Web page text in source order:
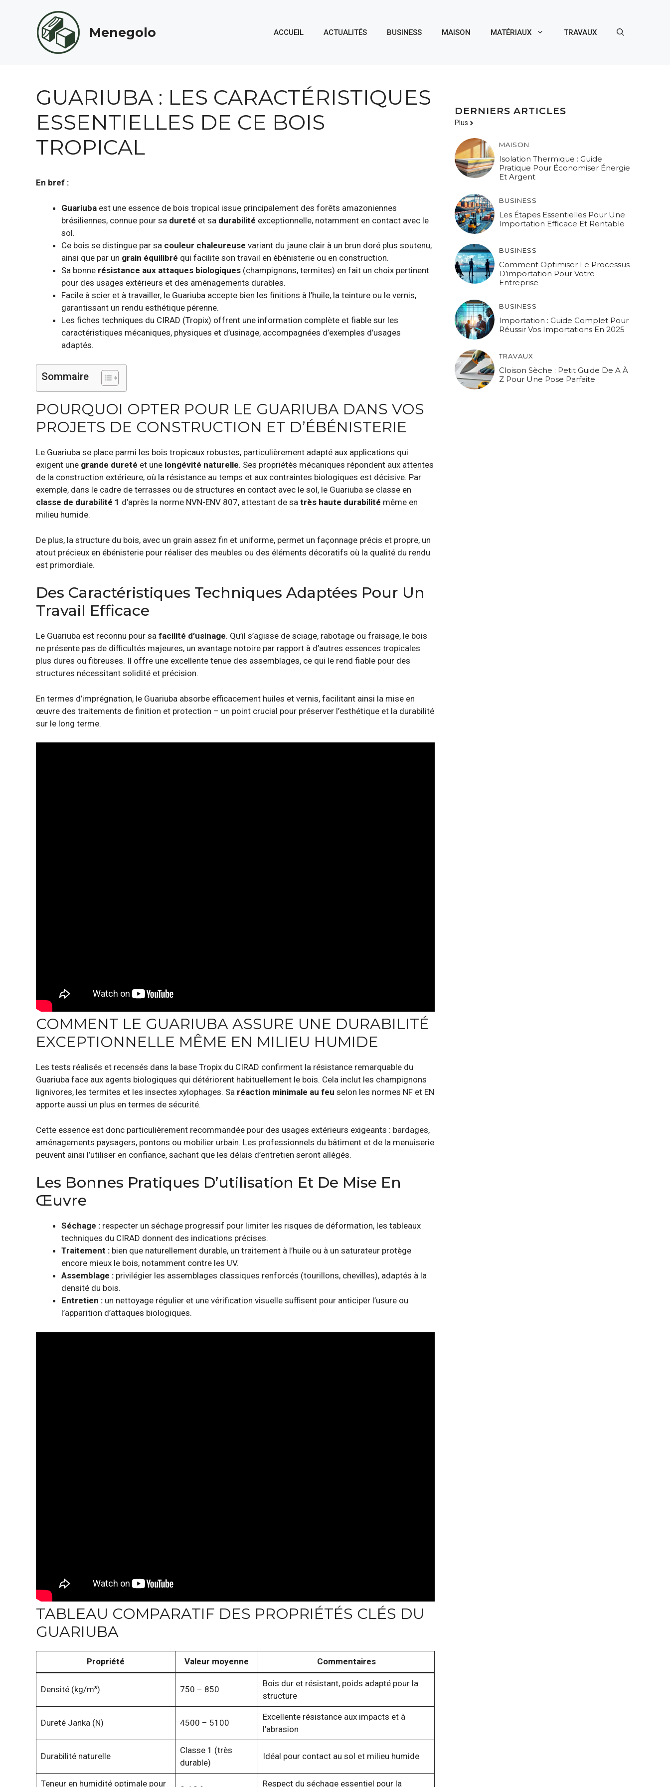
Menegolo ACCUEIL ACTUALITÉS BUSINESS MAISON MATÉRIAUX TRAVAUX
GUARIUBA : LES CARACTÉRISTIQUES
ESSENTIELLES DE CE BOIS
TROPICAL
En bref :
Guariuba est une essence de bois tropical issue principalement des forêts amazoniennes
brésiliennes, connue pour sa dureté et sa durabilité exceptionnelle, notamment en contact avec le
sol.
Ce bois se distingue par sa couleur chaleureuse variant du jaune clair à un brun doré plus soutenu,
ainsi que par un grain équilibré qui facilite son travail en ébénisterie ou en construction.
Sa bonne résistance aux attaques biologiques (champignons, termites) en fait un choix pertinent
pour des usages extérieurs et des aménagements durables.
Facile à scier et à travailler, le Guariuba accepte bien les finitions à l’huile, la teinture ou le vernis,
garantissant un rendu esthétique pérenne.
Les fiches techniques du CIRAD (Tropix) offrent une information complète et fiable sur les
caractéristiques mécaniques, physiques et d’usinage, accompagnées d’exemples d’usages
adaptés.
Sommaire
POURQUOI OPTER POUR LE GUARIUBA DANS VOS
PROJETS DE CONSTRUCTION ET D’ÉBÉNISTERIE
Le Guariuba se place parmi les bois tropicaux robustes, particulièrement adapté aux applications qui
exigent une grande dureté et une longévité naturelle. Ses propriétés mécaniques répondent aux attentes
de la construction extérieure, où la résistance au temps et aux contraintes biologiques est décisive. Par
exemple, dans le cadre de terrasses ou de structures en contact avec le sol, le Guariuba se classe en
classe de durabilité 1 d’après la norme NVN-ENV 807, attestant de sa très haute durabilité même en
milieu humide.
De plus, la structure du bois, avec un grain assez fin et uniforme, permet un façonnage précis et propre, un
atout précieux en ébénisterie pour réaliser des meubles ou des éléments décoratifs où la qualité du rendu
est primordiale.
Des Caractéristiques Techniques Adaptées Pour Un
Travail Efficace
Le Guariuba est reconnu pour sa facilité d’usinage. Qu’il s’agisse de sciage, rabotage ou fraisage, le bois
ne présente pas de difficultés majeures, un avantage notoire par rapport à d’autres essences tropicales
plus dures ou fibreuses. Il offre une excellente tenue des assemblages, ce qui le rend fiable pour des
structures nécessitant solidité et précision.
En termes d’imprégnation, le Guariuba absorbe efficacement huiles et vernis, facilitant ainsi la mise en
œuvre des traitements de finition et protection – un point crucial pour préserver l’esthétique et la durabilité
sur le long terme.
COMMENT LE GUARIUBA ASSURE UNE DURABILITÉ
EXCEPTIONNELLE MÊME EN MILIEU HUMIDE
Les tests réalisés et recensés dans la base Tropix du CIRAD confirment la résistance remarquable du
Guariuba face aux agents biologiques qui détériorent habituellement le bois. Cela inclut les champignons
lignivores, les termites et les insectes xylophages. Sa réaction minimale au feu selon les normes NF et EN
apporte aussi un plus en termes de sécurité.
Cette essence est donc particulièrement recommandée pour des usages extérieurs exigeants : bardages,
aménagements paysagers, pontons ou mobilier urbain. Les professionnels du bâtiment et de la menuiserie
peuvent ainsi l’utiliser en confiance, sachant que les délais d’entretien seront allégés.
Les Bonnes Pratiques D’utilisation Et De Mise En
Œuvre
Séchage : respecter un séchage progressif pour limiter les risques de déformation, les tableaux
techniques du CIRAD donnent des indications précises.
Traitement : bien que naturellement durable, un traitement à l’huile ou à un saturateur protège
encore mieux le bois, notamment contre les UV.
Assemblage : privilégier les assemblages classiques renforcés (tourillons, chevilles), adaptés à la
densité du bois.
Entretien : un nettoyage régulier et une vérification visuelle suffisent pour anticiper l’usure ou
l’apparition d’attaques biologiques.
TABLEAU COMPARATIF DES PROPRIÉTÉS CLÉS DU
GUARIUBA
Propriété Valeur moyenne Commentaires
Densité (kg/m³) 750 – 850
Bois dur et résistant, poids adapté pour la
structure
Dureté Janka (N) 4500 – 5100
Excellente résistance aux impacts et à
l’abrasion
Durabilité naturelle
Classe 1 (très
durable)
Idéal pour contact au sol et milieu humide
Teneur en humidité optimale pour Respect du séchage essentiel pour la
DERNIERS ARTICLES
Plus
MAISON
Isolation Thermique : Guide
Pratique Pour Économiser Énergie
Et Argent
BUSINESS
Les Étapes Essentielles Pour Une
Importation Efficace Et Rentable
BUSINESS
Comment Optimiser Le Processus
D’importation Pour Votre
Entreprise
BUSINESS
Importation : Guide Complet Pour
Réussir Vos Importations En 2025
TRAVAUX
Cloison Sèche : Petit Guide De A À
Z Pour Une Pose Parfaite